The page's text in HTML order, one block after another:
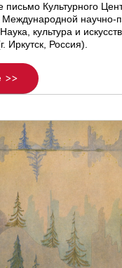
письмо Культурного
научно-
культура и
Иркутск, Россия).